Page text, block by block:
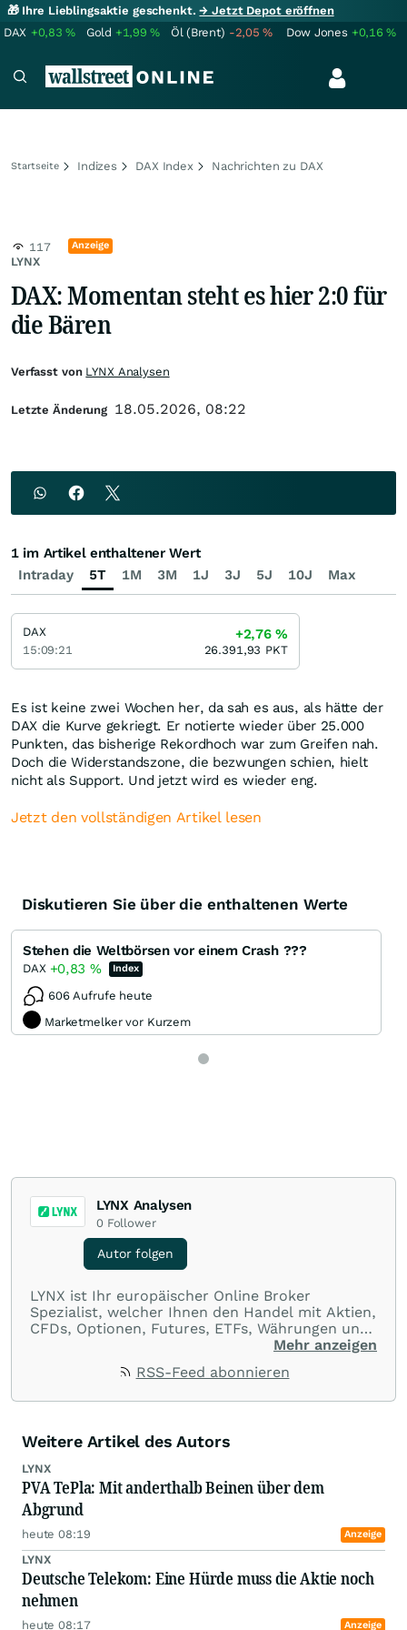
🎁 Ihre Lieblingsaktie geschenkt.→ Jetzt Depot eröffnen
DAX +0,83% Gold +1,99% Öl (Brent) -2,05% Dow Jones +0,16%
Startseite Indizes DAX Index Nachrichten zu DAX
LYNX
117 Anzeige
DAX: Momentan steht es hier 2:0 für
die Bären
Es ist keine zwei Wochen her, da sah es aus, als hätte der
DAX die Kurve gekriegt. Er notierte wieder über 25.000
Punkten, das bisherige Rekordhoch war zum Greifen nah.
Doch die Widerstandszone, die bezwungen schien, hielt
nicht als Support. Und jetzt wird es wieder eng.
Jetzt den vollständigen Artikel lesen
Diskutieren Sie über die enthaltenen Werte
Stehen die Weltbörsen vor einem Crash ???
DAX +0,83 % Index
606 Aufrufe heute
Marketmelker vor Kurzem
LYNX Analysen
0 Follower
Autor folgen
LYNX ist Ihr europäischer Online Broker
Spezialist, welcher Ihnen den Handel mit Aktien,
CFDs, Optionen, Futures, ETFs, Währungen und
Optionsscheinen aus einer Handelsplattform
Börsenplätzen in 20 Ländern und das zu
Mehr anzeigen
RSS-Feed abonnieren
Weitere Artikel des Autors
LYNX
PVA TePla: Mit anderthalb Beinen über dem
Abgrund
heute 08:19 Anzeige
LYNX
Deutsche Telekom: Eine Hürde muss die Aktie noch
nehmen
heute 08:17 Anzeige
Verfasst von LYNX Analysen
Letzte Änderung 18.05.2026, 08:22
Intraday 5T 1M 3M 1J 3J 5J 10J Max
1 im Artikel enthaltener Wert
DAX
15:09:21
+2,76%
26.391,93 PKT